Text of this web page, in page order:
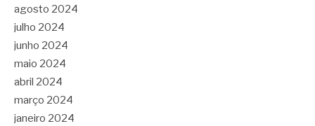
agosto 2024
julho 2024
junho 2024
maio 2024
abril 2024
março 2024
janeiro 2024